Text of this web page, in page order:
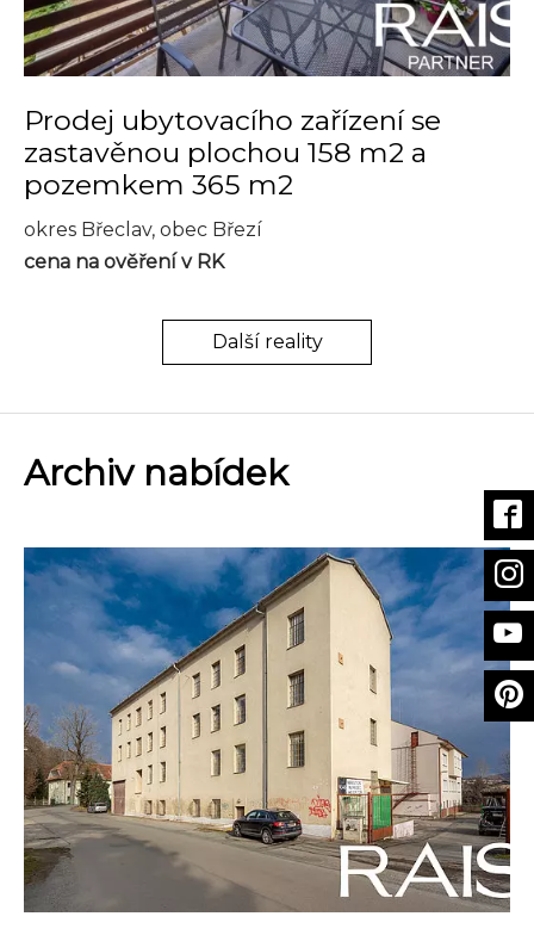
Prodej ubytovacího zařízení se
zastavěnou plochou 158 m2 a
pozemkem 365 m2
okres Břeclav, obec Březí
cena na ověření v RK
Další reality
Archiv nabídek